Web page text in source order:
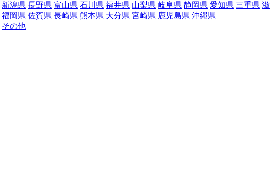
新潟県 長野県 富山県 石川県 福井県 山梨県 岐阜県 静岡県 愛知県 三重県 滋
福岡県 佐賀県 長崎県 熊本県 大分県 宮崎県 鹿児島県 沖縄県
その他